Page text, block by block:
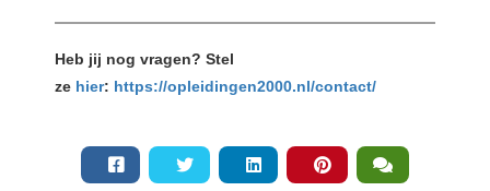
Heb jij nog vragen? Stel
ze hier: https://opleidingen2000.nl/contact/